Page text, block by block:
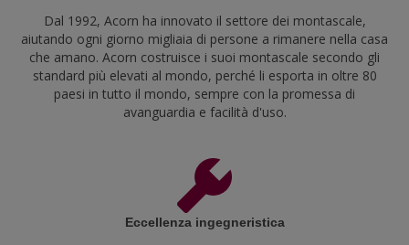
Dal 1992, Acorn ha innovato il settore dei montascale,
aiutando ogni giorno migliaia di persone a rimanere nella casa
che amano. Acorn costruisce i suoi montascale secondo gli
standard più elevati al mondo, perché li esporta in oltre 80
paesi in tutto il mondo, sempre con la promessa di
avanguardia e facilità d'uso.
Eccellenza ingegneristica